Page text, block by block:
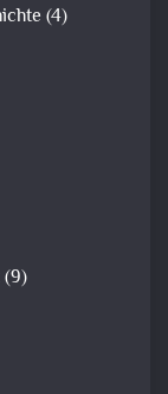
(4)
(9)